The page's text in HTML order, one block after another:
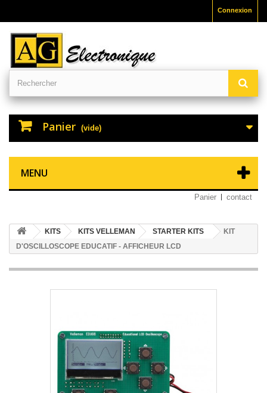
Connexion
Panier (vide)
MENU
Panier contact
KITS KITS VELLEMAN STARTER KITS
KIT
D'OSCILLOSCOPE EDUCATIF - AFFICHEUR LCD